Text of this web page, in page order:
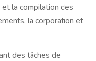
la compilation des
la corporation et
des tâches de